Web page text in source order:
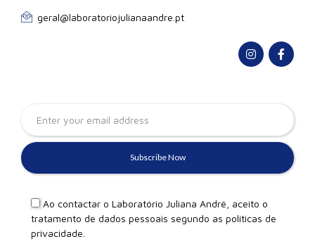
geral@laboratoriojulianaandre.pt
Ao contactar o Laboratório Juliana André, aceito o
tratamento de dados pessoais segundo as políticas de
privacidade